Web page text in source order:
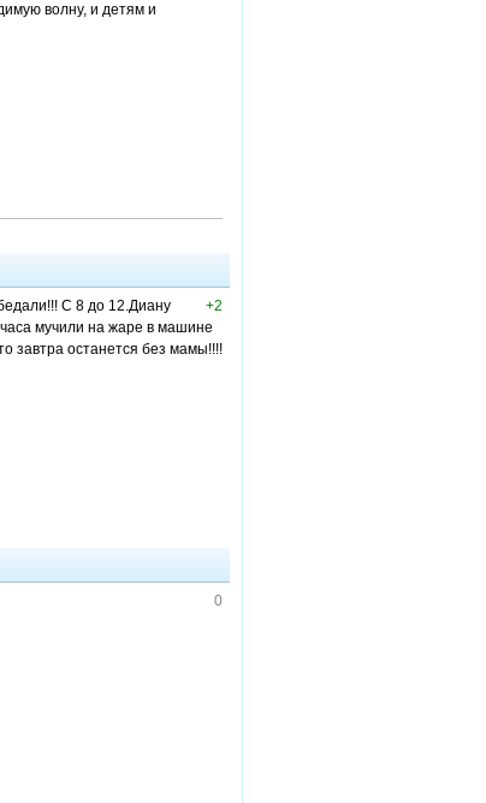
волну, и детям и
+2
С 8 до 12.Диану
мучили на жаре в машине
завтра останется без мамы!!!!
0